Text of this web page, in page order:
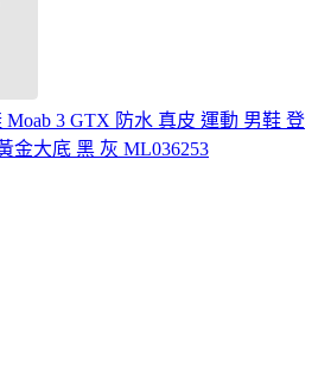
Moab 3 GTX 防水 真皮 運動 男鞋 登
金大底 黑 灰 ML036253